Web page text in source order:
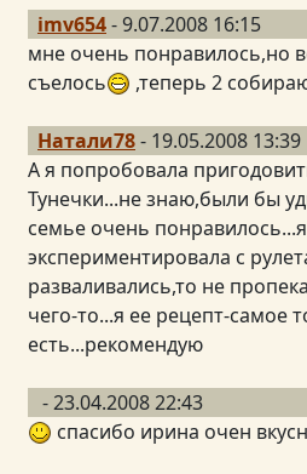
imv654- 9.07.2008 16:15
мне очень понравилось,но
съелось
,теперь 2
Натали78- 19.05.2008 13:39
А я попробовала
Тунечки...не знаю,были бы
семье очень
экспериментировала с
разваливались,то не
чего-то...я ее рецепт-самое
есть...рекомендую
- 23.04.2008 22:43
спасибо ирина очен